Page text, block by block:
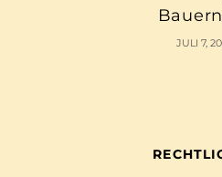
JULI 7,